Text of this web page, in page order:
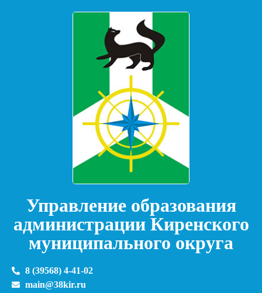
Управление образования
администрации Киренского
муниципального округа
8 (39568) 4-41-02
main@38kir.ru